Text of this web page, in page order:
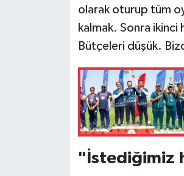
olarak oturup tüm
kalmak. Sonra
Bütçeleri düşük.
"İstediğimiz